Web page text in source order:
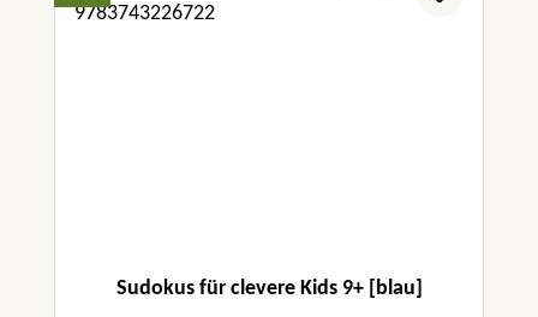
Sudokus für clevere Kids 9+ [blau]